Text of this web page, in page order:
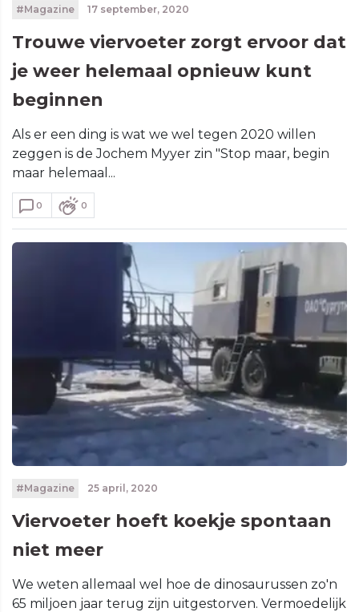
#Magazine 17 september, 2020
Trouwe viervoeter zorgt ervoor dat
je weer helemaal opnieuw kunt
beginnen
Als er een ding is wat we wel tegen 2020 willen
zeggen is de Jochem Myyer zin "Stop maar, begin
maar helemaal...
0 0
#Magazine 25 april, 2020
Viervoeter hoeft koekje spontaan
niet meer
We weten allemaal wel hoe de dinosaurussen zo'n
65 miljoen jaar terug zijn uitgestorven. Vermoedelijk